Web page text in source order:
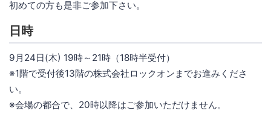
初めての方も是非ご参加下さい。
日時
9月24日(木) 19時～21時（18時半受付）
※1階で受付後13階の株式会社ロックオンまでお進みくださ
い。
※会場の都合で、20時以降はご参加いただけません。